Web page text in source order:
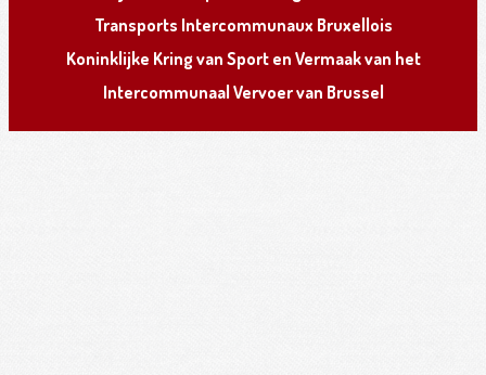
Transports Intercommunaux Bruxellois
Koninklijke Kring van Sport en Vermaak van het
Intercommunaal Vervoer van Brussel